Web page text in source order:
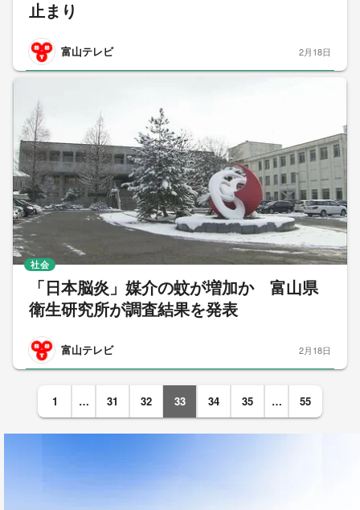
止まり
富山テレビ 2月18日
「日本脳炎」媒介の蚊が増加か 富山県
衛生研究所が調査結果を発表
富山テレビ
社会
2月18日
1 … 31 32 33 34 35 … 55